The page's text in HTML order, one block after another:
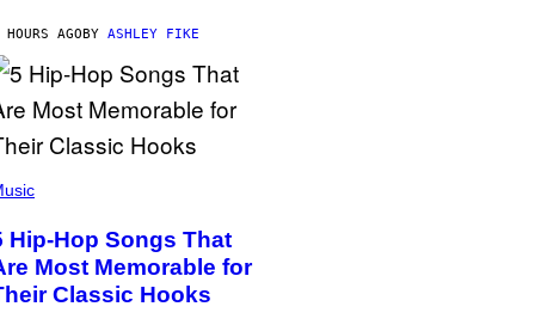
AGOBY ASHLEY FIKE
Hip-Hop Songs That
Most Memorable for
Classic Hooks